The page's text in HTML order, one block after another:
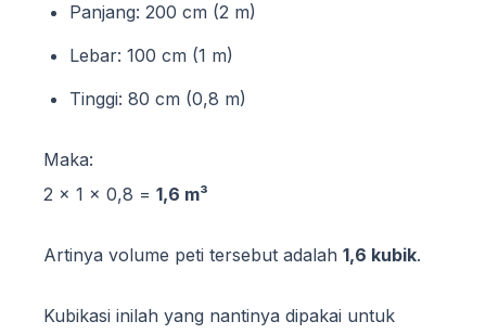
Panjang: 200 cm (2 m)
Lebar: 100 cm (1 m)
Tinggi: 80 cm (0,8 m)
Maka:
2 × 1 × 0,8 = 1,6 m³
Artinya volume peti tersebut adalah 1,6 kubik.
Kubikasi inilah yang nantinya dipakai untuk